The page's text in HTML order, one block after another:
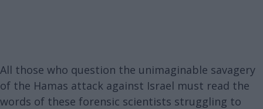
All those who question the unimaginable savagery
of the Hamas attack against Israel must read the
words of these forensic scientists struggling to